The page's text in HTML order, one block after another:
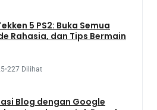
5 PS2: Buka Semua
Rahasia, dan Tips Bermain
•227 Dilihat
Blog dengan Google